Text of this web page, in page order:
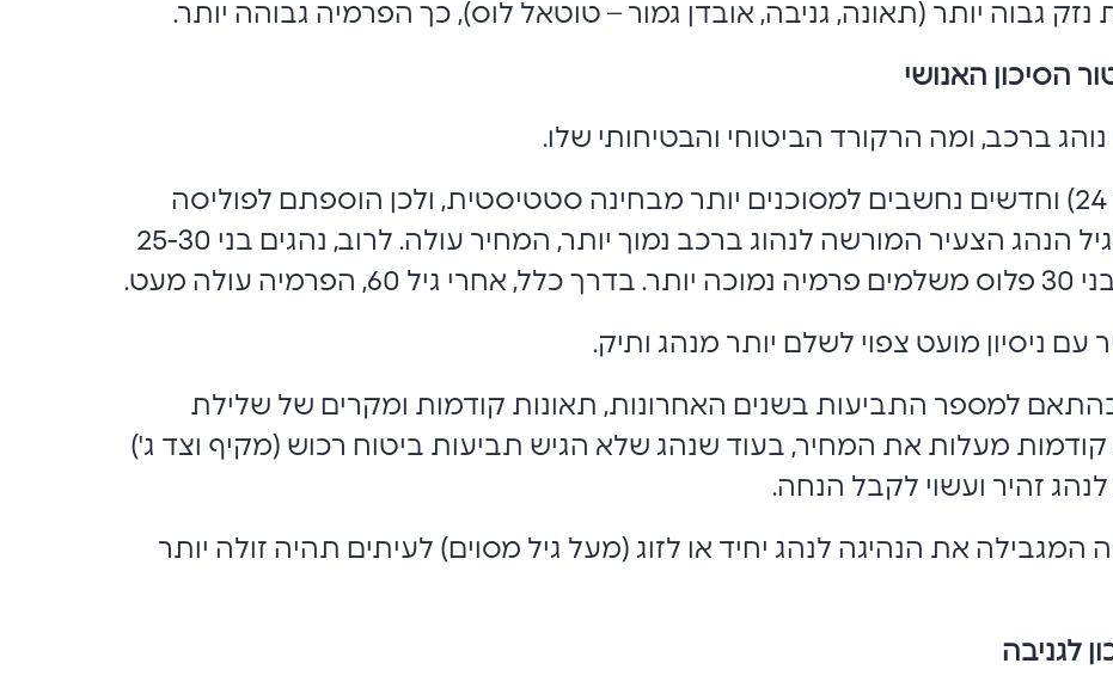
גבוה יותר (תאונה, גניבה, אובדן גמור – טוטאל לוס), כך הפרמיה גבוהה יותר.
הסיכון האנושי
ברכב, ומה הרקורד הביטוחי והבטיחותי שלו.
נהגים צעירים (עד גיל 24) וחדשים נחשבים למסוכנים יותר מבחינה סטטיסטית, ולכן הוספתם לפוליסה
יכולה לייקר את הפרמיה. ככל שגיל הנהג הצעיר המורשה לנהוג ברכב נמוך יותר, המחיר עולה. לרוב, נהגים בני 25-30
מעט.
עם ניסיון מועט צפוי לשלם יותר מנהג ותיק.
למספר התביעות בשנים האחרונות, תאונות קודמות ומקרים של שלילת
קודמות מעלות את המחיר, בעוד שנהג שלא הגיש תביעות ביטוח רכוש (מקיף וצד ג')
זהיר ועשוי לקבל הנחה.
המגבילה את הנהיגה לנהג יחיד או לזוג (מעל גיל מסוים) לעיתים תהיה זולה יותר
לגניבה